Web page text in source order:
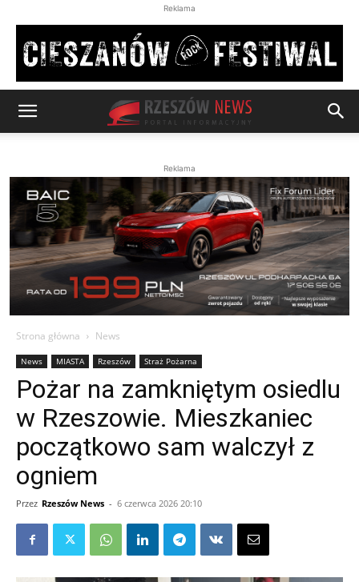
Reklama
Reklama
Strona główna News
News MIASTA Rzeszów Straż Pożarna
Pożar na zamkniętym osiedlu
w Rzeszowie. Mieszkaniec
początkowo sam walczył z
ogniem
Przez Rzeszów News - 6 czerwca 2026 20:10